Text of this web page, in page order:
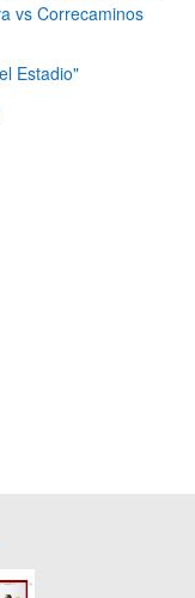
vs Correcaminos
Estadio"